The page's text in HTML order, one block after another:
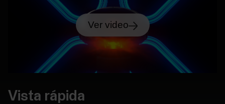
Ver video
Vista rápida